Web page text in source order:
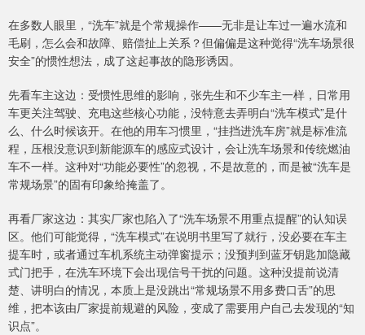
在多数人眼里，“洗车”就是个常规操作——无非是让车过一遍水流和
毛刷，怎么会和故障、赔偿扯上关系？但偏偏是这种觉得“洗车场景很
安全”的惯性想法，成了这起事故的隐形诱因。
先看车主这边：受惯性思维的影响，张先生和不少车主一样，日常用
车更关注驾驶、充电这些核心功能，没特意去弄明白“洗车模式”是什
么、什么时候该开。在他的用车习惯里，“挂挡进洗车房”就是标准流
程，压根没意识到新能源车的感应式设计，会让洗车场景和传统燃油
车不一样。这种对“功能必要性”的忽视，不是故意的，而是被“洗车是
常规场景”的固有印象给掩盖了。
再看厂家这边：其实厂家也陷入了“洗车场景不用重点提醒”的认知误
区。他们可能觉得，“洗车模式”在说明书里写了就行，没必要在车主
提车时，或者通过车机系统主动弹窗提示；没预判到蓝牙钥匙加隐藏
式门把手，在洗车环境下会出现信号干扰的问题。这种没提前说清
楚、讲明白的情况，本质上是没跳出“常规场景不用多费口舌”的思
维，把本该由厂家提前规避的风险，变成了需要用户自己去发现的“知
识点”。